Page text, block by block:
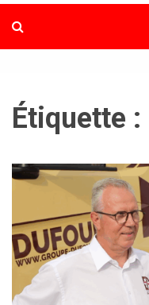
Étiquette :